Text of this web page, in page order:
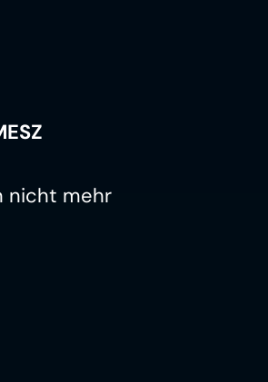
nicht mehr